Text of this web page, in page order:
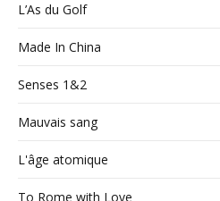
L’As du Golf
Made In China
Senses 1&2
Mauvais sang
L'âge atomique
To Rome with Love